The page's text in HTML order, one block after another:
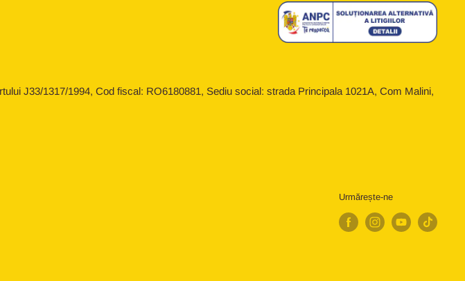
J33/1317/1994, Cod fiscal: RO6180881, Sediu social: strada Principala 1021A, Com Malini,
Urmărește-ne